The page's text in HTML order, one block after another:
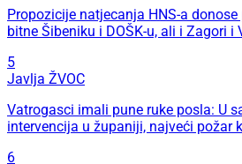
Propozicije natjecanja HNS-a
bitne Šibeniku i DOŠK-u, ali i Zagori i
5
Javlja ŽVOC
Vatrogasci imali pune ruke posla: U
intervencija u županiji, najveći požar
6